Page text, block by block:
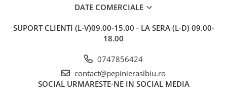
DATE COMERCIALE
SUPORT CLIENTI (L-V)09.00-15.00 - LA SERA (L-D) 09.00-
18.00
0747856424
contact@pepinierasibiu.ro
SOCIAL URMARESTE-NE IN SOCIAL MEDIA